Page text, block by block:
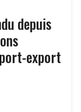
depuis
export